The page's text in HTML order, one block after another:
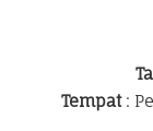
Tempat: